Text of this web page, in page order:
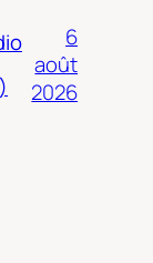
6
août
2026